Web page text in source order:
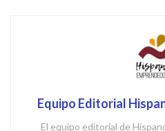
Equipo Editorial
El equipo editorial de